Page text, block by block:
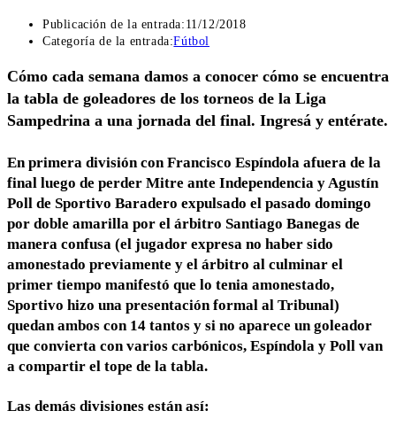
Publicación de la entrada: 11/12/2018
Categoría de la entrada:Fútbol
Cómo cada semana damos a conocer cómo se encuentra
la tabla de goleadores de los torneos de la Liga
Sampedrina a una jornada del final. Ingresá y entérate.
En primera división con Francisco Espíndola afuera de la
final luego de perder Mitre ante Independencia y Agustín
Poll de Sportivo Baradero expulsado el pasado domingo
por doble amarilla por el árbitro Santiago Banegas de
manera confusa (el jugador expresa no haber sido
amonestado previamente y el árbitro al culminar el
primer tiempo manifestó que lo tenia amonestado,
Sportivo hizo una presentación formal al Tribunal)
quedan ambos con 14 tantos y si no aparece un goleador
que convierta con varios carbónicos, Espíndola y Poll van
a compartir el tope de la tabla.
Las demás divisiones están así: